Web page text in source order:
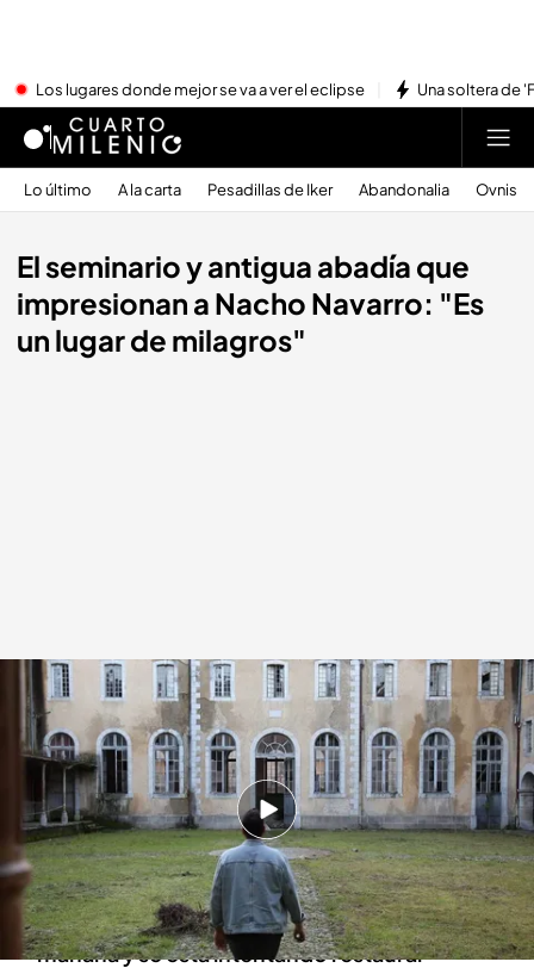
Los lugares donde mejor se va a ver el eclipse Una soltera de
Lo último A la carta Pesadillas de Iker Abandonalia Ovnis
El seminario y antigua abadía que
impresionan a Nacho Navarro: "Es
un lugar de milagros"
La visita de Nacho Navarro a Saint-Pe-De-Bigorre.
Cuarto Milenio
19 ENE 2025 - 23:15h.
Nacho Navarro visita la abadía de Saint-Pe-
De-Bigorre, situada en Francia
Este antiguo seminario cerró de la noche a la
mañana y se está intentando restaurar